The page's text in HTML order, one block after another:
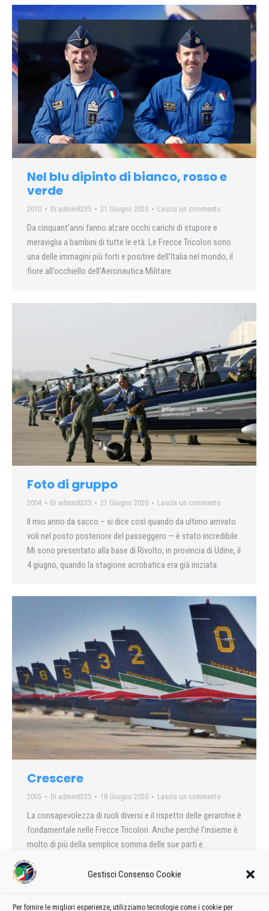
Gestisci Consenso Cookie
Per fornire le migliori esperienze, utilizziamo tecnologie come i cookie per
Nel blu dipinto di bianco, rosso e
verde
2010 Di admin8235 21 Giugno 2020 Lascia un commento
Da cinquant’anni fanno alzare occhi carichi di stupore e
meraviglia a bambini di tutte le età. Le Frecce Tricolori sono
una delle immagini più forti e positive dell’Italia nel mondo, il
fiore all’occhiello dell’Aeronautica Militare.
Foto di gruppo
2004 Di admin8235 21 Giugno 2020 Lascia un commento
Il mio anno da sacco – si dice così quando da ultimo arrivato
voli nel posto posteriore del passeggero — è stato incredibile.
Mi sono presentato alla base di Rivolto, in provincia di Udine, il
4 giugno, quando la stagione acrobatica era già iniziata.
Crescere
2005 Di admin8235 18 Giugno 2020 Lascia un commento
La consapevolezza di ruoli diversi e il rispetto delle gerarchie è
fondamentale nelle Frecce Tricolori. Anche perché l’insieme è
molto di più della semplice somma delle sue parti e
l’interdipendenza fra tutti i componenti fa sì che si vince, o si
perde, tutti insieme.